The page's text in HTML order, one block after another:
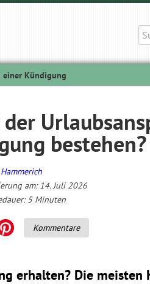
einer Kündigung
bestehen?
am: 14. Juli 2026
5 Minuten
Kommentare
erhalten? Die